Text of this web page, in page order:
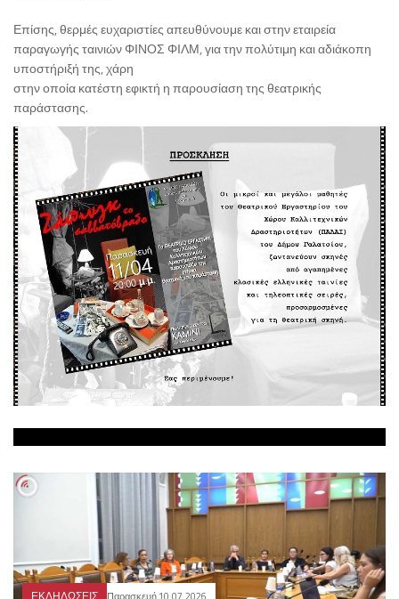
Επίσης, θερμές ευχαριστίες απευθύνουμε και στην εταιρεία
παραγωγής ταινιών ΦΙΝΟΣ ΦΙΛΜ, για την πολύτιμη και αδιάκοπη
υποστήριξή της, χάρη
στην οποία κατέστη εφικτή η παρουσίαση της θεατρικής
παράστασης.